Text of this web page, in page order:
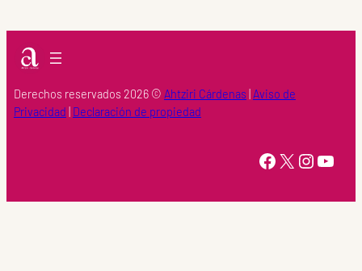
Derechos reservados 2026 © Ahtziri Cárdenas Aviso de
Privacidad Declaración de propiedad
https://www.facebook.com/Ahtziri-Cardenas-147415518616960/ X Instagram YouTube